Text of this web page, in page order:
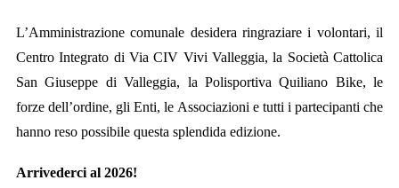
L’Amministrazione comunale desidera ringraziare i volontari, il
Centro Integrato di Via CIV Vivi Valleggia, la Società Cattolica
San Giuseppe di Valleggia, la Polisportiva Quiliano Bike, le
forze dell’ordine, gli Enti, le Associazioni e tutti i partecipanti che
hanno reso possibile questa splendida edizione.
Arrivederci al 2026!